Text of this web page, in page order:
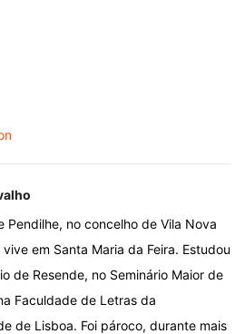
Pendilhe, no concelho de Vila Nova
em Santa Maria da Feira. Estudou
de Resende, no Seminário Maior de
Faculdade de Letras da
de Lisboa. Foi pároco, durante mais